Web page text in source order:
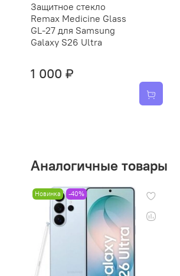
Защитное стекло
Remax Medicine Glass
GL-27 для Samsung
Galaxy S26 Ultra
1 000 ₽
Аналогичные товары
Новинка -40%